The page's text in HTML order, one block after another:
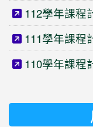
112學年課程
111學年課程
110學年課程